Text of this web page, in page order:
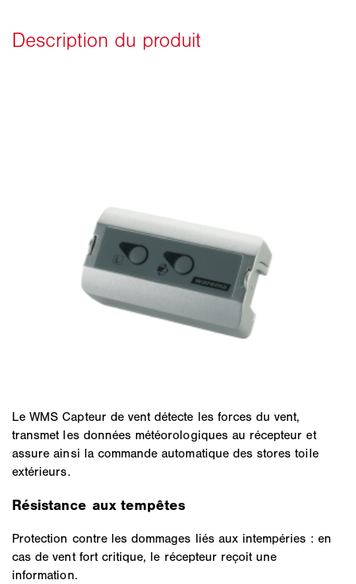
Le WMS Capteur de vent détecte les forces du vent,
transmet les données météorologiques au récepteur et
assure ainsi la commande automatique des stores toile
extérieurs.
Résistance aux tempêtes
Protection contre les dommages liés aux intempéries : en
cas de vent fort critique, le récepteur reçoit une
information.